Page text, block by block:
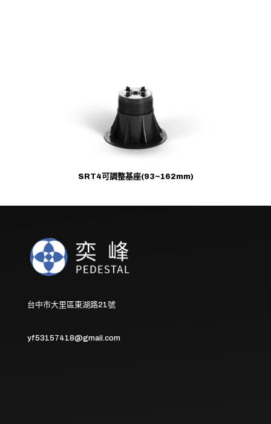
SRT4可調整基座(93~162mm)
台中市大里區東湖路21號
yf53157418@gmail.com